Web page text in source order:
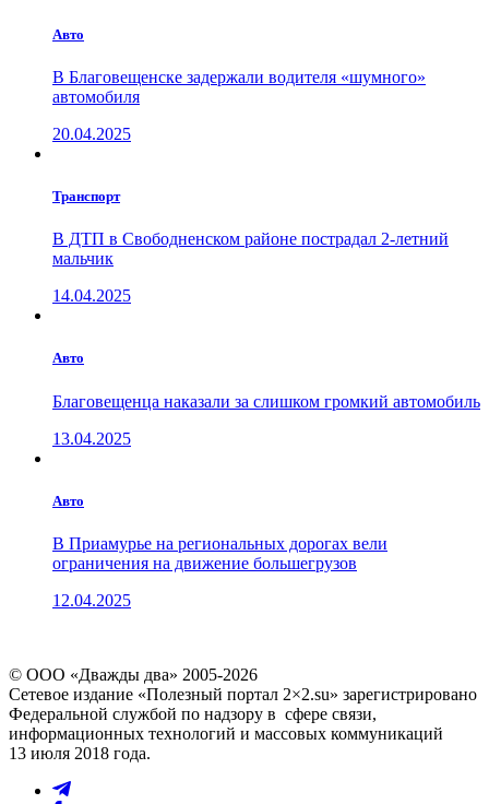
Авто
В Благовещенске задержали водителя «шумного»
автомобиля
20.04.2025
Транспорт
В ДТП в Свободненском районе пострадал 2-летний
мальчик
14.04.2025
Авто
Благовещенца наказали за слишком громкий автомобиль
13.04.2025
Авто
В Приамурье на региональных дорогах вели
ограничения на движение большегрузов
12.04.2025
© ООО «Дважды два» 2005-2026
Сетевое издание «Полезный портал 2×2.su» зарегистрировано
Федеральной службой по надзору в сфере связи,
информационных технологий и массовых коммуникаций
13 июля 2018 года.